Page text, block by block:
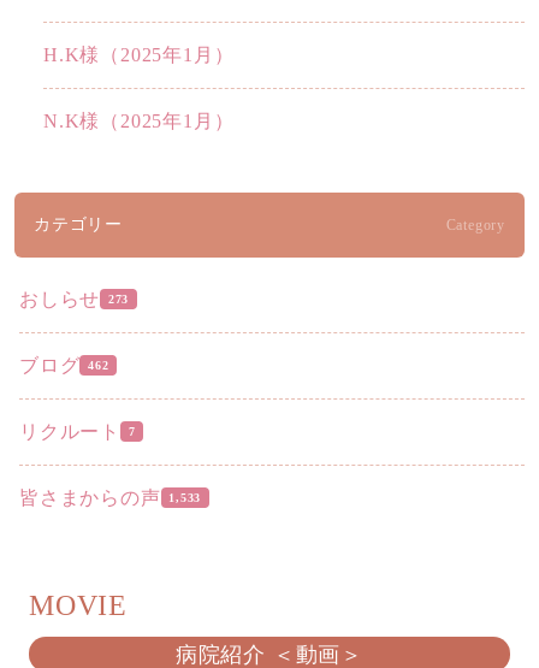
H.K様（2025年1月）
N.K様（2025年1月）
カテゴリー Category
おしらせ 273
ブログ 462
リクルート 7
皆さまからの声 1,533
MOVIE
病院紹介 ＜動画＞